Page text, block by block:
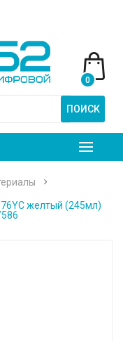
ПОИСК
0
желтый (245мл)